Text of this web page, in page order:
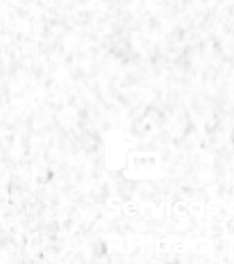
RH para TI